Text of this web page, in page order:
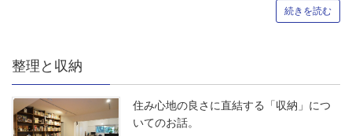
続きを読む
整理と収納
住み心地の良さに直結する「収納」につ
いてのお話。